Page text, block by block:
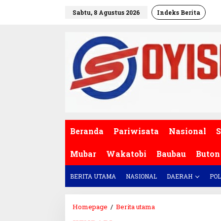
Sabtu, 8 Agustus 2026 Indeks Berita
Beranda Pariwisata Nasional
Mubar Wakatobi Baubau Buton
BERITA UTAMA NASIONAL DAERAH
Homepage / Berita utama